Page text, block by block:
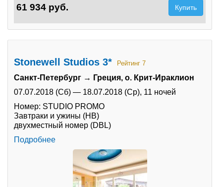
61 934 руб. Купить
Stonewell Studios 3* Рейтинг 7
Санкт-Петербург → Греция, о. Крит-Ираклион
07.07.2018 (Сб) — 18.07.2018 (Ср), 11 ночей
Номер: STUDIO PROMO
Завтраки и ужины (HB)
двухместный номер (DBL)
Подробнее